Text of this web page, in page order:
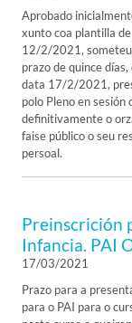
Aprobado
xunto coa plantilla
12/2/2021,
prazo de quince
data 17/2/2021,
polo Pleno en
definitivamente o
faise público o seu
persoal.
Preinscrición
Infancia. PAI
17/03/2021
Prazo para a
para o PAI para o